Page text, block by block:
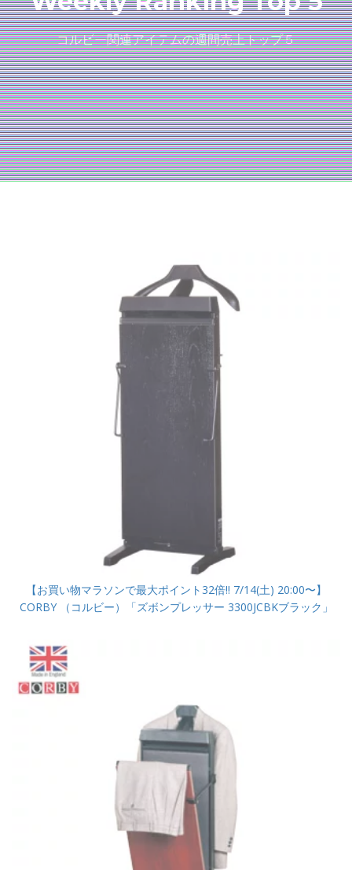
コルビー関連アイテムの週間売上トップ５
【お買い物マラソンで最大ポイント32倍!! 7/14(土) 20:00〜】
CORBY （コルビー）「ズボンプレッサー 3300JCBKブラック」